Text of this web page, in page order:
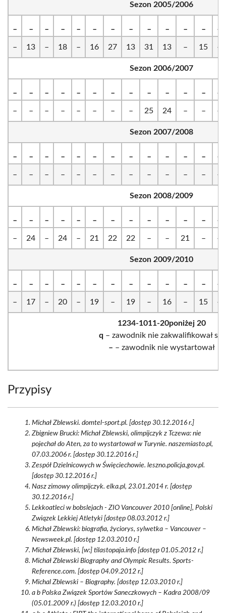
Sezon 2005/2006
– 13 – 18 – 16 27 13 31 13 – 15 –
Sezon 2006/2007
– – – – – – – – 25 24 – – –
Sezon 2007/2008
– – – – – – – – – – – – –
Sezon 2008/2009
– 24 – 24 – 21 22 22 – – 21 – –
Sezon 2009/2010
– 17 – 20 – 19 – 19 – 16 – 15 –
1234-1011-20poniżej 20
q – zawodnik nie zakwalifikował się
– – zawodnik nie wystartował
Przypisy
Michał Zblewski. domtel-sport.pl. [dostęp 30.12.2016 r.]
Zbigniew Brucki: Michał Zblewski, olimpijczyk z Tczewa: nie
pojechał do Aten, za to wystartował w Turynie. naszemiasto.pl,
07.03.2006 r. [dostęp 30.12.2016 r.]
Zespół Dzielnicowych w Święciechowie. leszno.policja.gov.pl.
[dostęp 30.12.2016 r.]
Nasz zimowy olimpijczyk. elka.pl, 23.01.2014 r. [dostęp
30.12.2016 r.]
Lekkoatleci w bobslejach - ZIO Vancouver 2010 [online], Polski
Związek Lekkiej Atletyki [dostęp 08.03.2012 r.]
Michał Zblewski: biografia, życiorys, sylwetka – Vancouver –
Newsweek.pl. [dostęp 12.03.2010 r.]
Michał Zblewski, [w:] tilastopaja.info [dostęp 01.05.2012 r.]
Michał Zblewski Biography and Olympic Results. Sports-
Reference.com. [dostęp 04.09.2012 r.]
Michal Zblewski – Biography. [dostęp 12.03.2010 r.]
a b Polska Związek Sportów Saneczkowych – Kadra 2008/09
(05.01.2009 r.) [dostęp 12.03.2010 r.]